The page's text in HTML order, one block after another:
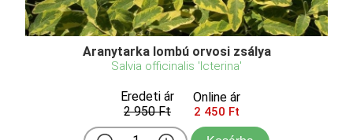
Aranytarka lombú orvosi zsálya
Salvia officinalis 'Icterina'
Eredeti ár
2 950 Ft
Online ár
2 450 Ft